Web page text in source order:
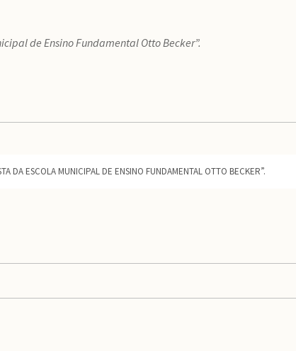
de Ensino Fundamental Otto Becker”.
DA ESCOLA MUNICIPAL DE ENSINO FUNDAMENTAL OTTO BECKER”.